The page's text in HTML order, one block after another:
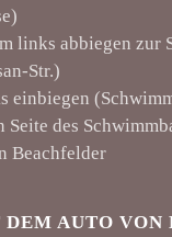
links abbiegen zur
Str.)
einbiegen
des
Beachfelder
AUTO VON